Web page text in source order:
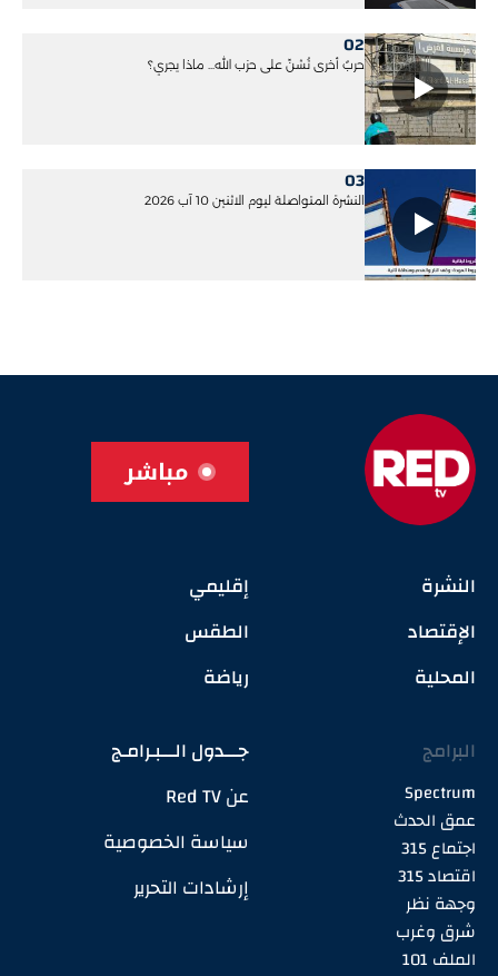
02
حربٌ أخرى تُشنّ على حزب الله... ماذا يجري؟
03
النشرة المتواصلة ليوم الاثنين 10 آب 2026
مباشر
النشرة
الإقتصاد
المحلية
إقليمي
الطقس
رياضة
البرامج
Spectrum
عمق الحدث
اجتماع 315
اقتصاد 315
وجهة نظر
شرق وغرب
الملف 101
جـــدول الـــبـرامـج
عن Red TV
سياسة الخصوصية
إرشادات التحرير